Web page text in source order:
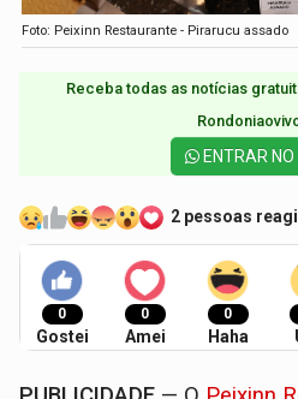
Foto: Peixinn Restaurante - Pirarucu assado
Receba todas as notícias
ENTRAR NO
2 pessoas
0
Gostei
0
Amei
0
Haha